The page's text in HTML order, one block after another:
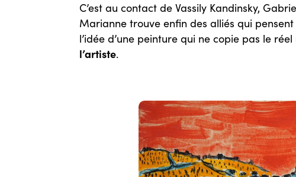
C’est au contact de Vassily Kandinsky,
Marianne trouve enfin des alliés qui
l’idée d’une peinture qui ne copie pas le
l’artiste.